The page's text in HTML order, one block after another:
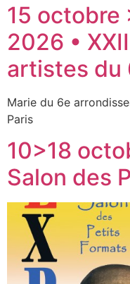
15 octobre
2026 •
artistes du
Marie du 6e
Paris
10>18
Salon des